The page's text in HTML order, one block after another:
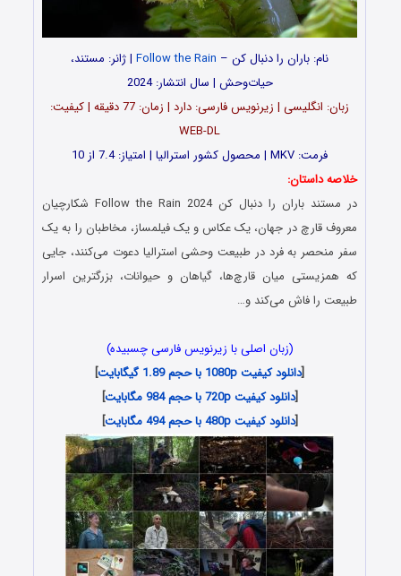
نام: باران را دنبال کن – Follow the Rain | ژانر: مستند،
حیات‌وحش | سال انتشار: 2024
زبان: انگلیسی | زیرنویس فارسی: دارد | زمان: 77 دقیقه | کیفیت:
WEB-DL
فرمت: MKV | محصول کشور استرالیا | امتیاز: 7.4 از 10
خلاصه داستان:
در مستند باران را دنبال کن Follow the Rain 2024 شکارچیان
معروف قارچ در جهان، یک عکاس و یک فیلمساز، مخاطبان را به یک
سفر منحصر به فرد در طبیعت وحشی استرالیا دعوت می‌کنند، جایی
که همزیستی میان قارچ‌ها، گیاهان و حیوانات، بزرگترین اسرار
طبیعت را فاش می‌کند و…
(زبان اصلی با زیرنویس فارسی چسبیده)
[دانلود کیفیت 1080p با حجم 1.89 گیگابایت
]
[دانلود کیفیت 720p با حجم 984 مگابایت
]
[دانلود کیفیت 480p با حجم 494 مگابایت ]